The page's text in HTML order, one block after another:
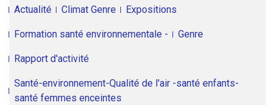
Actualité Climat Genre Expositions
Formation santé environnementale - Genre
Rapport d'activité
Santé-environnement-Qualité de l'air -santé enfants-
santé femmes enceintes